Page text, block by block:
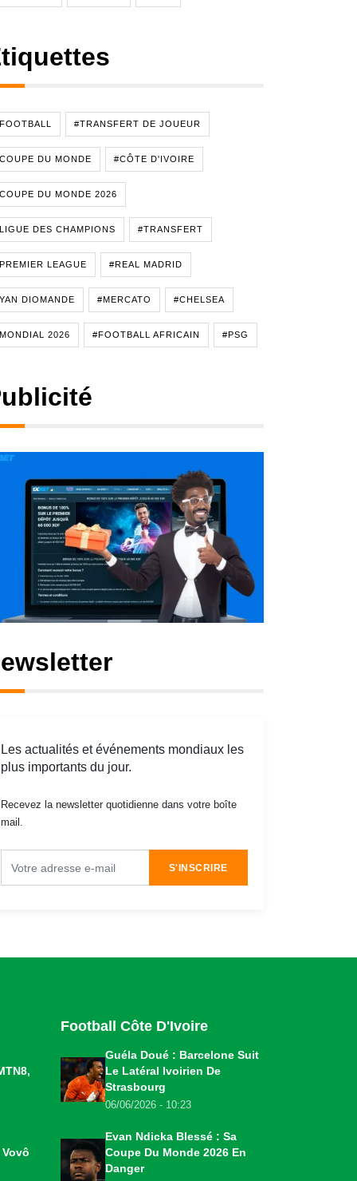
#TRANSFERT DE JOUEUR
DU MONDE #CÔTE D'IVOIRE
DU MONDE 2026
DES CHAMPIONS #TRANSFERT
LEAGUE #REAL MADRID
DIOMANDE #MERCATO #CHELSEA
2026 #FOOTBALL AFRICAIN #PSG
Les actualités et événements mondiaux les
plus importants du jour.
Recevez la newsletter quotidienne dans votre boîte
mail.
S'INSCRIRE
Football Côte D'Ivoire
Guéla Doué : Barcelone Suit
Le Latéral Ivoirien De
Strasbourg
06/06/2026 - 10:23
Evan Ndicka Blessé : Sa
Coupe Du Monde 2026 En
Danger